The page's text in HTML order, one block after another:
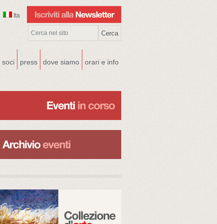
Ita
soci press dove siamo orari e info